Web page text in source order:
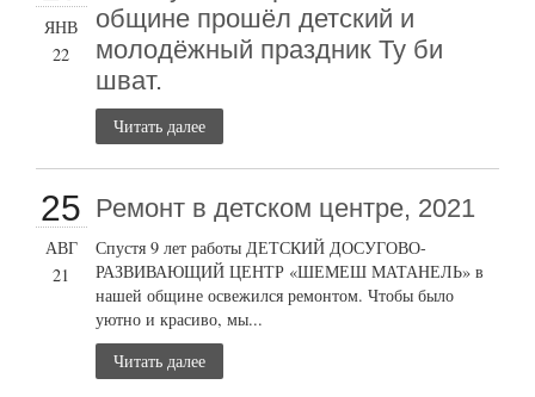
ЯНВ
22
общине прошёл детский и
молодёжный праздник Ту би
шват.
Читать далее
25
АВГ
21
Ремонт в детском центре, 2021
Спустя 9 лет работы ДЕТСКИЙ ДОСУГОВО-
РАЗВИВАЮЩИЙ ЦЕНТР «ШЕМЕШ МАТАНЕЛЬ» в
нашей общине освежился ремонтом. Чтобы было
уютно и красиво, мы...
Читать далее